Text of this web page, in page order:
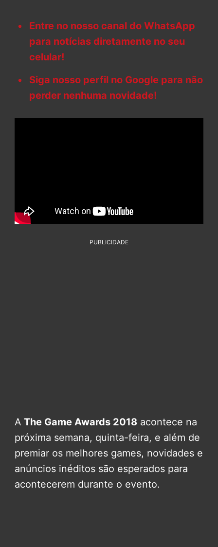
Entre no nosso canal do WhatsApp
para notícias diretamente no seu
celular!
Siga nosso perfil no Google para não
perder nenhuma novidade!
PUBLICIDADE
A The Game Awards 2018 acontece na
próxima semana, quinta-feira, e além de
premiar os melhores games, novidades e
anúncios inéditos são esperados para
acontecerem durante o evento.